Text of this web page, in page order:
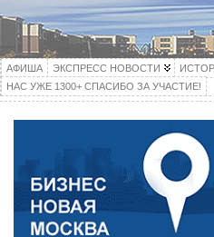
АФИША ЭКСПРЕСС НОВОСТИ
НАС УЖЕ 1300+ СПАСИБО ЗА УЧАСТИЕ!